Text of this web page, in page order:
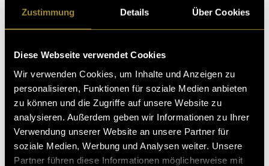
Zustimmung Details Über Cookies
Diese Webseite verwendet Cookies
Wir verwenden Cookies, um Inhalte und Anzeigen zu
personalisieren, Funktionen für soziale Medien anbieten
zu können und die Zugriffe auf unsere Website zu
analysieren. Außerdem geben wir Informationen zu Ihrer
Verwendung unserer Website an unsere Partner für
soziale Medien, Werbung und Analysen weiter. Unsere
Partner führen diese Informationen möglicherweise mit
Sounds sowie selbst aufgenommene Geräusche der
Für den Feinschliff habe ich ein leichtes Color Grading
etwas Grain hinzuzufügen – für einen stimmigen,
analogen Look.
Für die Produktfotos konnte ich das erstellte Modell
auf einem neutralen Hintergrund platzieren und
musste lediglich die Beleuchtung leicht anpassen.